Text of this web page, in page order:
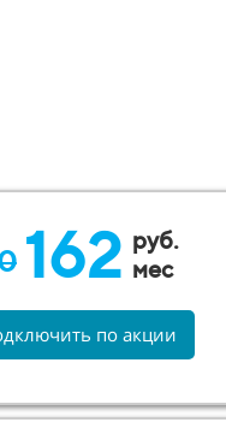
руб.
мес
по акции
162